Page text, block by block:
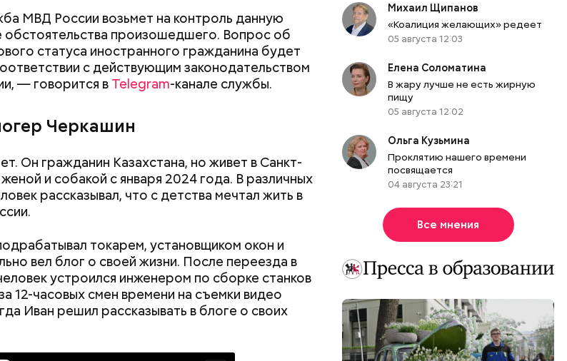
МВД России возьмет на контроль данную
обстоятельства произошедшего. Вопрос об
статуса иностранного гражданина будет
с действующим законодательством
— говорится в Telegram-канале службы.
Черкашин
Он гражданин Казахстана, но живет в Санкт-
и собакой с января 2024 года. В различных
рассказывал, что с детства мечтал жить в
токарем, установщиком окон и
вел блог о своей жизни. После переезда в
устроился инженером по сборке станков
12-часовых смен времени на съемки видео
Иван решил рассказывать в блоге о своих
лет лишения свободы.
Михаил Щипанов
«Коалиция желающих» редеет
05 августа 12:03
Елена Соломатина
В жару лучше не есть жирную
пищу
05 августа 12:02
Ольга Кузьмина
Проклятию нашего времени
посвящается
04 августа 23:21
Все мнения